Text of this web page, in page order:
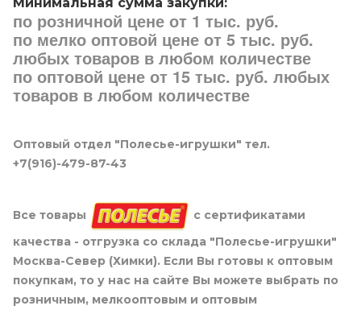
по розничной цене от 1 тыс. руб.
по мелко оптовой цене от 5 тыс. руб.
любых товаров в любом количестве
по оптовой цене от 15 тыс. руб. любых
товаров в любом количестве
Оптовый отдел "Полесье-игрушки" тел.
+7(916)-479-87-43
Все товары
с сертификатами
качества - отгрузка со склада "Полесье-игрушки"
Москва-Север (Химки). Если Вы готовы к оптовым
покупкам, то у нас на сайте Вы можете выбрать по
розничным, мелкооптовым и оптовым